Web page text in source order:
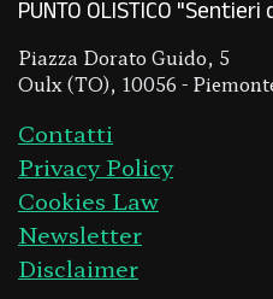
PUNTO OLISTICO
Piazza Dorato Guido, 5
Oulx (TO), 10056 -
Contatti
Privacy Policy
Cookies Law
Newsletter
Disclaimer